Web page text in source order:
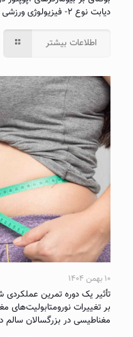
دیابت نوع ۲- فیزیولوژی ورزشی
اطلاعات بیشتر
۱۰ بهمن ۱۴۰۴
تأثیر یک دوره تمرین
بر تغییرات
مغناطیسی در بزرگسالان سالم